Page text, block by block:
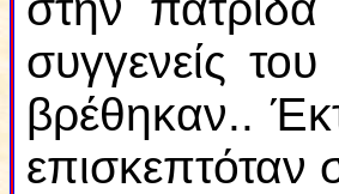
συγγενείς
βρέθηκαν..
επισκεπτόταν